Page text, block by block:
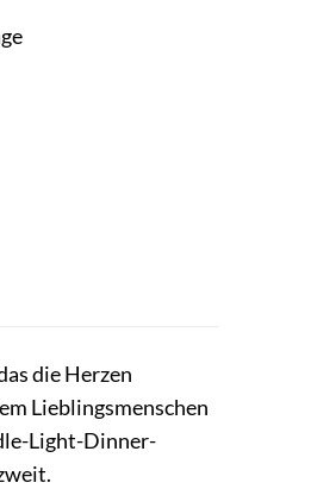
die Herzen
Lieblingsmenschen
Light-Dinner-